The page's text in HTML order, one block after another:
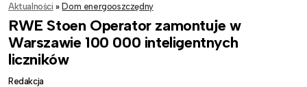
Aktualności » Dom energooszczędny
RWE Stoen Operator zamontuje w
Warszawie 100 000 inteligentnych
liczników
Redakcja